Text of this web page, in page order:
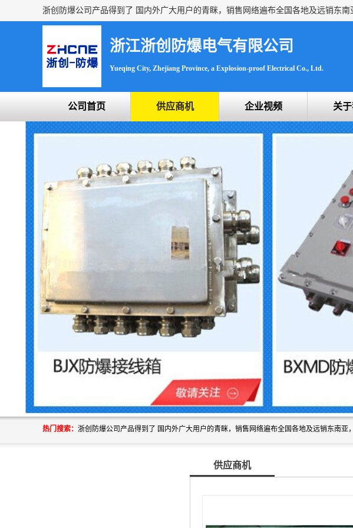
浙江浙创防爆电气有限公司
Yueqing City, Zhejiang Province, a Explosion-proof Electrical Co., Ltd.
公司首页 供应商机 企业视频 关于
热门搜索：
供应商机